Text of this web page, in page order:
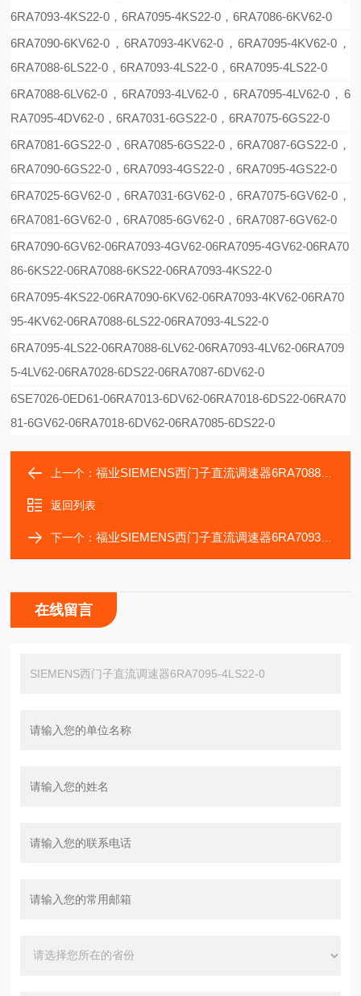
6RA7093-4KS22-0 ，6RA7095-4KS22-0 ，6RA7086-6KV62-0
6RA7090-6KV62-0 ，6RA7093-4KV62-0 ，6RA7095-4KV62-0 ，
6RA7088-6LS22-0 ，6RA7093-4LS22-0 ，6RA7095-4LS22-0
6RA7088-6LV62-0 ，6RA7093-4LV62-0 ， 6RA7095-4LV62-0， 6
RA7095-4DV62-0 ，6RA7031-6GS22-0 ，6RA7075-6GS22-0
6RA7081-6GS22-0 ， 6RA7085-6GS22-0，6RA7087-6GS22-0 ，
6RA7090-6GS22-0 ，6RA7093-4GS22-0 ，6RA7095-4GS22-0
6RA7025-6GV62-0 ， 6RA7031-6GV62-0，6RA7075-6GV62-0 ，
6RA7081-6GV62-0 ，6RA7085-6GV62-0 ，6RA7087-6GV62-0
6RA7090-6GV62-06RA7093-4GV62-06RA7095-4GV62-06RA70
86-6KS22-06RA7088-6KS22-06RA7093-4KS22-0
6RA7095-4KS22-06RA7090-6KV62-06RA7093-4KV62-06RA70
95-4KV62-06RA7088-6LS22-06RA7093-4LS22-0
6RA7095-4LS22-06RA7088-6LV62-06RA7093-4LV62-06RA709
5-4LV62-06RA7028-6DS22-06RA7087-6DV62-0
6SE7026-0ED61-06RA7013-6DV62-06RA7018-6DS22-06RA70
81-6GV62-06RA7018-6DV62-06RA7085-6DS22-0
上一个：福业SIEMENS西门子直流调速器6RA7088-6LV62-0
返回列表
下一个：福业SIEMENS西门子直流调速器6RA7093-4LS22-0
在线留言